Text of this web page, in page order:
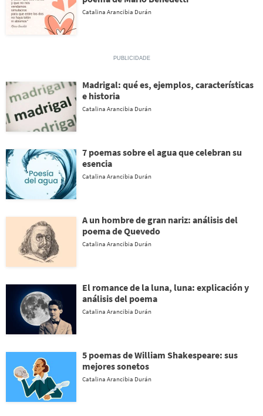
Catalina Arancibia Durán
Madrigal: qué es, ejemplos, características
e historia
Catalina Arancibia Durán
7 poemas sobre el agua que celebran su
esencia
Catalina Arancibia Durán
A un hombre de gran nariz: análisis del
poema de Quevedo
Catalina Arancibia Durán
El romance de la luna, luna: explicación y
análisis del poema
Catalina Arancibia Durán
5 poemas de William Shakespeare: sus
mejores sonetos
Catalina Arancibia Durán